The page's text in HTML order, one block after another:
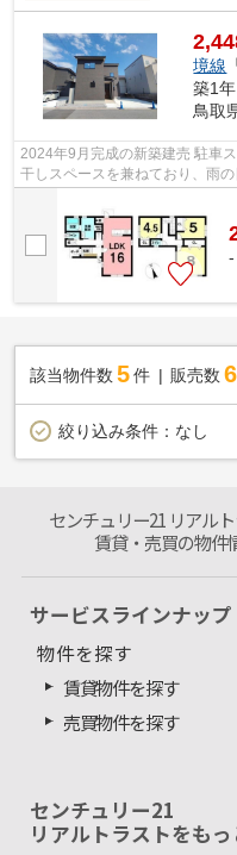
境線
築1
鳥取
2024年9月完成の新築建売 駐車
干しスペースを兼ねており、雨の
該当物件数 5件 販売数 6
絞り込み条件： なし
センチュリー21 リアル
賃貸・売買の物件
サービスラインナップ
物件を探す
賃貸物件を探す
売買物件を探す
センチュリー21
リアルトラストをも